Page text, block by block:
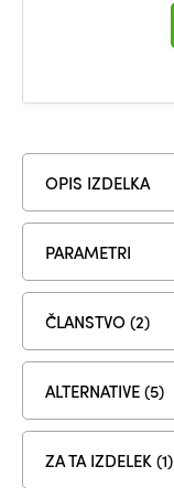
OPIS IZDELKA
PARAMETRI
ČLANSTVO (2)
ALTERNATIVE (5)
ZA TA IZDELEK (1)